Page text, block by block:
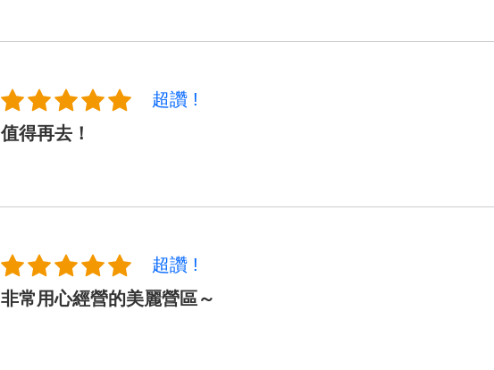
超讚 !
值得再去！
超讚 !
非常用心經營的美麗營區～